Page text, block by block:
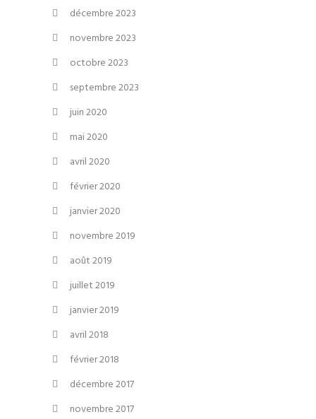
décembre 2023
novembre 2023
octobre 2023
septembre 2023
juin 2020
mai 2020
avril 2020
février 2020
janvier 2020
novembre 2019
août 2019
juillet 2019
janvier 2019
avril 2018
février 2018
décembre 2017
novembre 2017